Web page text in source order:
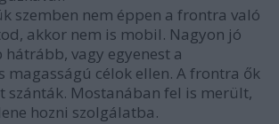
szemben nem éppen a frontra való
akkor nem is mobil. Nagyon jó
hátrább, vagy egyenest a
magasságú célok ellen. A frontra ők
szánták. Mostanában fel is merült,
hozni szolgálatba.